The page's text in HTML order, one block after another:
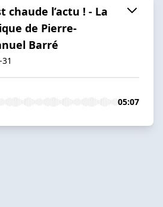
chaude l’actu ! - La
de Pierre-
Barré
05:07